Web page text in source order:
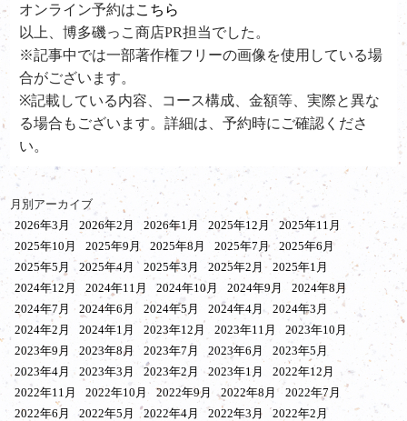
オンライン予約はこちら
以上、博多磯っこ商店PR担当でした。
※記事中では一部著作権フリーの画像を使用している場
合がございます。
※記載している内容、コース構成、金額等、実際と異な
る場合もございます。詳細は、予約時にご確認くださ
い。
月別アーカイブ
2026年3月
2026年2月 2026年1月 2025年12月
2025年11月
2025年10月
2025年9月 2025年8月 2025年7月
2025年6月
2025年5月
2025年4月 2025年3月 2025年2月
2025年1月
2024年12月
2024年11月 2024年10月 2024年9月
2024年8月
2024年7月
2024年6月 2024年5月 2024年4月
2024年3月
2024年2月
2024年1月 2023年12月 2023年11月
2023年10月
2023年9月
2023年8月 2023年7月 2023年6月
2023年5月
2023年4月
2023年3月 2023年2月 2023年1月
2022年12月
2022年11月
2022年10月 2022年9月 2022年8月
2022年7月
2022年6月
2022年5月 2022年4月 2022年3月
2022年2月